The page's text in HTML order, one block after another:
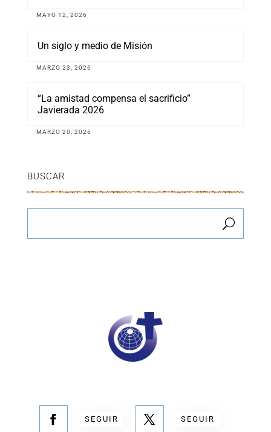
MAYO 12, 2026
Un siglo y medio de Misión
MARZO 23, 2026
“La amistad compensa el sacrificio”
Javierada 2026
MARZO 20, 2026
BUSCAR
SEGUIR SEGUIR